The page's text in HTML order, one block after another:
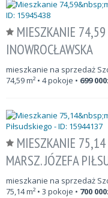
MIESZKANIE 74,59
INOWROCŁAWSKA
mieszkanie na sprzedaż
74,59m² • 4 pokoje • 699 000
MIESZKANIE 75,14
MARSZ. JÓZEFA
mieszkanie na sprzedaż
75,14m² • 3 pokoje • 700 000